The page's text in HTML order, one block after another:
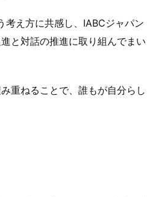
え方に共感し、IABCジャパン
と対話の推進に取り組んでまい
重ねることで、誰もが自分らし